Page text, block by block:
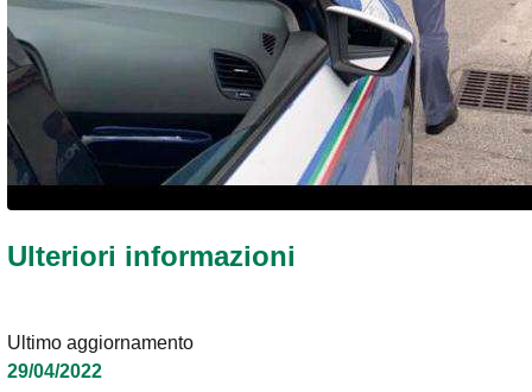
Ulteriori informazioni
Ultimo aggiornamento
29/04/2022